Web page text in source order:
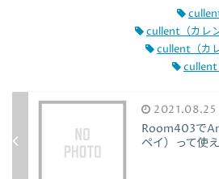
cullent（カレ
cullent（カ
cullent
2021.08.25
Room403で
ペイ）って使